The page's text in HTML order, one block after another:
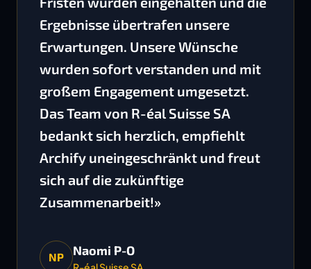
Ergebnisse übertrafen unsere
Erwartungen. Unsere Wünsche
wurden sofort verstanden und mit
großem Engagement umgesetzt.
Das Team von R-éal Suisse SA
bedankt sich herzlich, empfiehlt
Archify uneingeschränkt und freut
sich auf die zukünftige
Zusammenarbeit!»
NP Naomi P-O